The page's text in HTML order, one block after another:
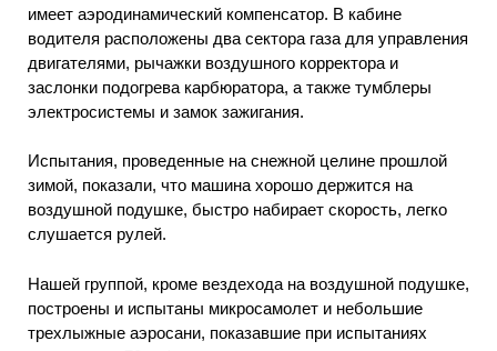
имеет аэродинамический компенсатор. В кабине
водителя расположены два сектора газа для управления
двигателями, рычажки воздушного корректора и
заслонки подогрева карбюратора, а также тумблеры
электросистемы и замок зажигания.
Испытания, проведенные на снежной целине прошлой
зимой, показали, что машина хорошо держится на
воздушной подушке, быстро набирает скорость, легко
слушается рулей.
Нашей группой, кроме вездехода на воздушной подушке,
построены и испытаны микросамолет и небольшие
трехлыжные аэросани, показавшие при испытаниях